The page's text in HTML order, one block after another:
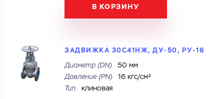
Перечислите товары, которые вас интересуют
получить. Мы свяжемся с вами в ближайшее время.
В КОРЗИНУ
ЗАДВИЖКА 30С41НЖ, ДУ-50, РУ-16
Диаметр (DN)
50 мм
Давление (PN)
16 кгс/см²
Тип
клиновая